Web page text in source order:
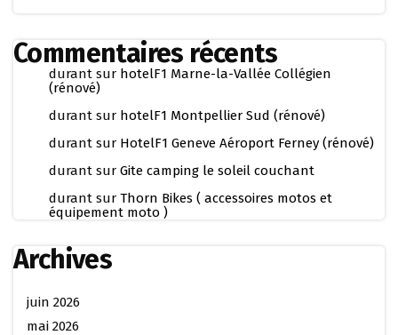
Commentaires récents
durant sur hotelF1 Marne-la-Vallée Collégien
(rénové)
durant sur hotelF1 Montpellier Sud (rénové)
durant sur HotelF1 Geneve Aéroport Ferney (rénové)
durant sur Gite camping le soleil couchant
durant sur Thorn Bikes ( accessoires motos et
équipement moto )
Archives
juin 2026
mai 2026